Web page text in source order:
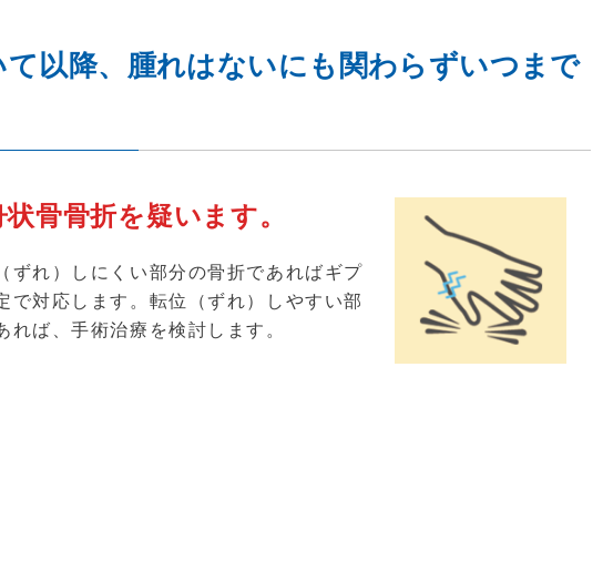
て以降、腫れはないにも関わらずいつまで
状骨骨折を疑います。
ずれ）しにくい部分の骨折であればギプ
で対応します。転位（ずれ）しやすい部
れば、手術治療を検討します。